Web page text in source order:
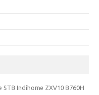
Indihome ZXV10 B760H